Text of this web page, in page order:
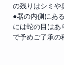
の残りはシミや
●器の内側にあ
には蛇の目はあ
で予めご了承の